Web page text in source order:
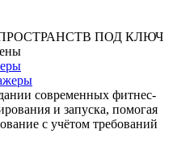
ПОД КЛЮЧ
современных фитнес-
и запуска, помогая
с учётом требований